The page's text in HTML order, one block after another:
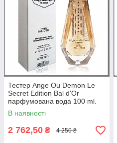
Тестер Ange Ou Demon Le
Secret Edition Bal d'Or
парфумована вода 100 ml.
(Секрет Бал Дор)
В наявності
2 762,50 ₴ 4 250 ₴